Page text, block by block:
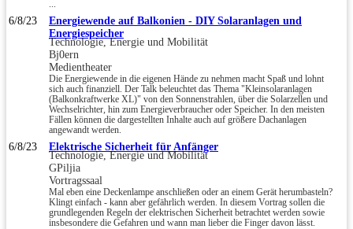
6/8/23
Energiewende auf Balkonien - DIY Solaranlagen und
Energiespeicher
Technologie, Energie und Mobilität
Bj0ern
Medientheater
Die Energiewende in die eigenen Hände zu nehmen macht Spaß und lohnt
sich auch finanziell. Der Talk beleuchtet das Thema "Kleinsolaranlagen
(Balkonkraftwerke XL)" von den Sonnenstrahlen, über die Solarzellen und
Wechselrichter, hin zum Energieverbraucher oder Speicher. In den meisten
Fällen können die dargestellten Inhalte auch auf größere Dachanlagen
angewandt werden.
6/8/23 Elektrische Sicherheit für Anfänger
Technologie, Energie und Mobilität
GPiljia
Vortragssaal
Mal eben eine Deckenlampe anschließen oder an einem Gerät herumbasteln?
Klingt einfach - kann aber gefährlich werden. In diesem Vortrag sollen die
grundlegenden Regeln der elektrischen Sicherheit betrachtet werden sowie
insbesondere die Gefahren und wann man lieber die Finger davon lässt.